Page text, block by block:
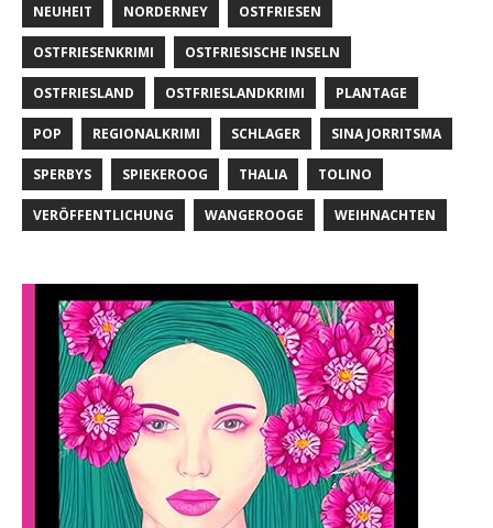
NEUHEIT NORDERNEY OSTFRIESEN
OSTFRIESENKRIMI OSTFRIESISCHE INSELN
OSTFRIESLAND OSTFRIESLANDKRIMI PLANTAGE
POP REGIONALKRIMI SCHLAGER SINA JORRITSMA
SPERBYS SPIEKEROOG THALIA TOLINO
VERÖFFENTLICHUNG WANGEROOGE WEIHNACHTEN